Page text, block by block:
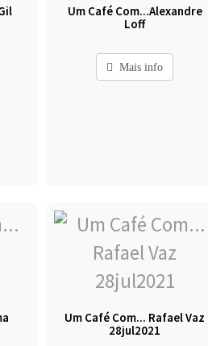
Um Café Com...Alexandre
Loff
Mais info
Um Café Com... Rafael Vaz
28jul2021